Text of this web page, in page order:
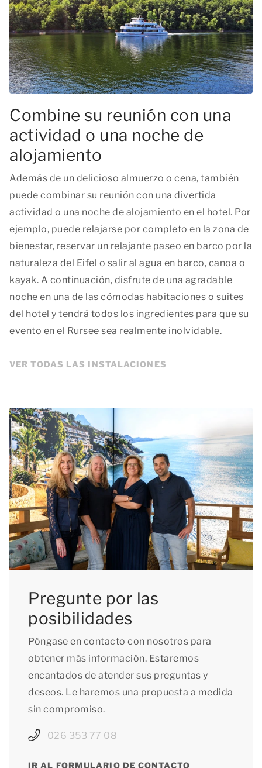
Combine su reunión con una
actividad o una noche de
alojamiento
Además de un delicioso almuerzo o cena, también
puede combinar su reunión con una divertida
actividad o una noche de alojamiento en el hotel. Por
ejemplo, puede relajarse por completo en la zona de
bienestar, reservar un relajante paseo en barco por la
naturaleza del Eifel o salir al agua en barco, canoa o
kayak. A continuación, disfrute de una agradable
noche en una de las cómodas habitaciones o suites
del hotel y tendrá todos los ingredientes para que su
evento en el Rursee sea realmente inolvidable.
VER TODAS LAS INSTALACIONES
Pregunte por las
posibilidades
Póngase en contacto con nosotros para
obtener más información. Estaremos
encantados de atender sus preguntas y
deseos. Le haremos una propuesta a medida
sin compromiso.
026 353 77 08
IR AL FORMULARIO DE CONTACTO